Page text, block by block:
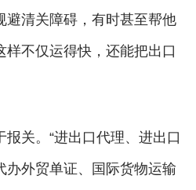
避清关障碍，有时甚至帮他
不仅运得快，还能把出口
关。“进出口代理、进出口
办外贸单证、国际货物运输